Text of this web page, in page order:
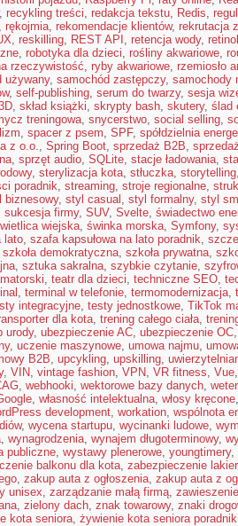
, recykling treści, redakcja tekstu, Redis,
, rękojmia, rekomendacje klientów, rekrutacja
, reskilling, REST API , retencja wody, retinol
, robotyka dla dzieci, rośliny akwariowe,
rzeczywistość, ryby akwariowe, rzemiosło
używany, samochód zastępczy, samochody
, self-publishing, serum do twarzy, sesja
, skład książki, skrypty bash, skutery, ślad
treningowa, snycerstwo, social selling,
, spacer z psem, SPF, spółdzielnia
z o.o., Spring Boot, sprzedaż B2B,
, sprzęt audio, SQLite, stacje ładowania,
, sterylizacja kota, stłuczka, storytelling
poradnik, streaming, stroje regionalne,
biznesowy, styl casual , styl formalny, styl
sukcesja firmy, SUV, Svelte, świadectwo
wiejska, świnka morska, Symfony,
lato, szafa kapsułowa na lato poradnik,
szkoła demokratyczna, szkoła prywatna,
, sztuka sakralna, szybkie czytanie,
, teatr dla dzieci, techniczne SEO,
, terminal w telefonie, termomodernizacja,
integracyjne, testy jednostkowe, TikTok
dla kota, trening całego ciała,
urody, ubezpieczenie AC, ubezpieczenie OC
, uczenie maszynowe, umowa najmu,
B2B, upcykling, upskilling,
, VIN, vintage fashion, VPN, VR fitness, Vue
, webhooki, wektorowe bazy danych,
, własność intelektualna, włosy kręcone
development, workation, wspólnota
, wycena startupu, wycinanki ludowe,
, wynagrodzenia, wynajem długoterminowy,
publiczne, wystawy plenerowe, youngtimery,
balkonu dla kota, zabezpieczenie
, zakup auta z ogłoszenia, zakup auta z
unisex, zarządzanie małą firmą, zawieszenie
, zielony dach, znak towarowy, znaki
kota seniora, żywienie kota seniora poradnik